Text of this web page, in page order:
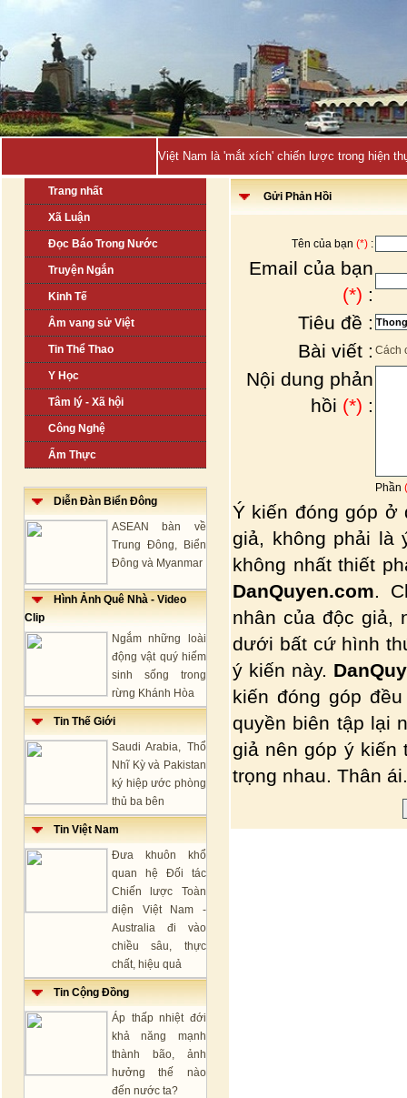
EU phạt Goo_
Trang nhất
Xã Luận
Đọc Báo Trong Nước
Truyện Ngắn
Kinh Tế
Âm vang sử Việt
Tin Thể Thao
Y Học
Tâm lý - Xã hội
Công Nghệ
Ẩm Thực
Diễn Đàn Biển Đông
ASEAN bàn về
Trung Đông, Biển
Đông và Myanmar
Hình Ảnh Quê Nhà - Video
Clip
Ngắm những loài
động vật quý hiếm
sinh sống trong
rừng Khánh Hòa
Tin Thế Giới
Saudi Arabia, Thổ
Nhĩ Kỳ và Pakistan
ký hiệp ước phòng
thủ ba bên
Tin Việt Nam
Đưa khuôn khổ
quan hệ Đối tác
Chiến lược Toàn
diện Việt Nam -
Australia đi vào
chiều sâu, thực
chất, hiệu quả
Tin Cộng Đồng
Áp thấp nhiệt đới
khả năng mạnh
thành bão, ảnh
hưởng thế nào
đến nước ta?
Gửi Phản Hồi
Tên của bạn (*) :
Email của bạn
(*) :
Tiêu đề :
Bài viết : Cách
Nội dung phản
hồi (*) :
Phần
Ý kiến đóng góp ở
giả, không phải là
không nhất thiết
DanQuyen.com.
nhân của độc giả,
dưới bất cứ hình
ý kiến này.
kiến đóng góp
quyền biên tập lại
giả nên góp ý kiến
trọng nhau. Thân